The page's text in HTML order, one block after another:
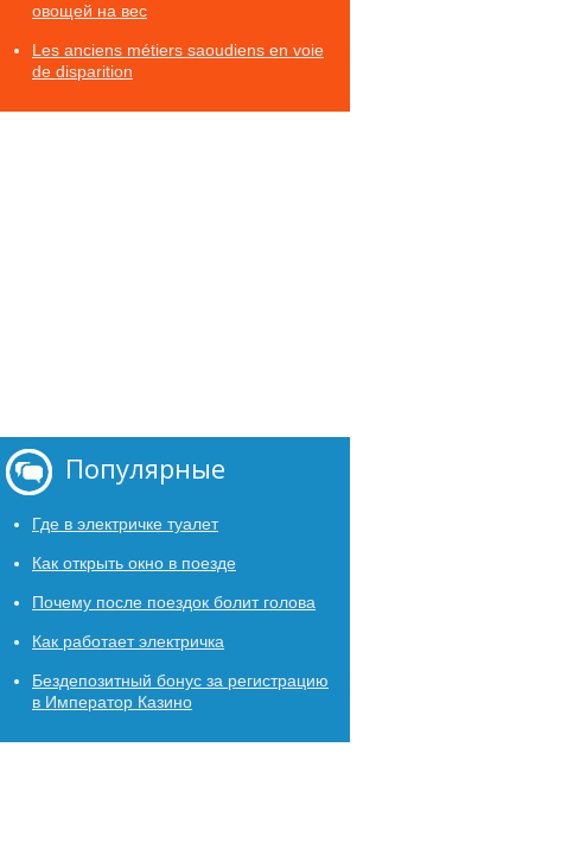
овощей на вес
Les anciens métiers saoudiens en voie
de disparition
Популярные
Где в электричке туалет
Как открыть окно в поезде
Почему после поездок болит голова
Как работает электричка
Бездепозитный бонус за регистрацию
в Император Казино